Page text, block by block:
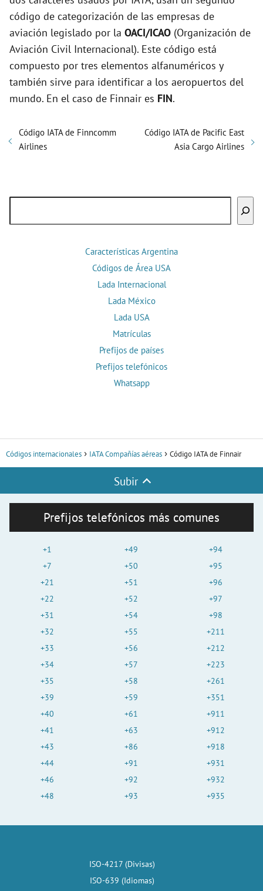
código de categorización de las empresas de
aviación legislado por la OACI/ICAO (Organización de
Aviación Civil Internacional). Este código está
compuesto por tres elementos alfanuméricos y
también sirve para identificar a los aeropuertos del
mundo. En el caso de Finnair es FIN.
Código IATA de Finncomm
Airlines
Código IATA de Pacific East
Asia Cargo Airlines
Características Argentina
Códigos de Área USA
Lada Internacional
Lada México
Lada USA
Matrículas
Prefijos de países
Prefijos telefónicos
Whatsapp
Códigos internacionales IATA Compañías aéreas Código IATA de Finnair
Subir
Prefijos telefónicos más comunes
+1
+7
+21
+22
+31
+32
+33
+34
+35
+39
+40
+41
+43
+44
+46
+48
+49
+50
+51
+52
+54
+55
+56
+57
+58
+59
+61
+63
+86
+91
+92
+93
+94
+95
+96
+97
+98
+211
+212
+223
+261
+351
+911
+912
+918
+931
+932
+935
ISO-4217 (Divisas)
ISO-639 (Idiomas)